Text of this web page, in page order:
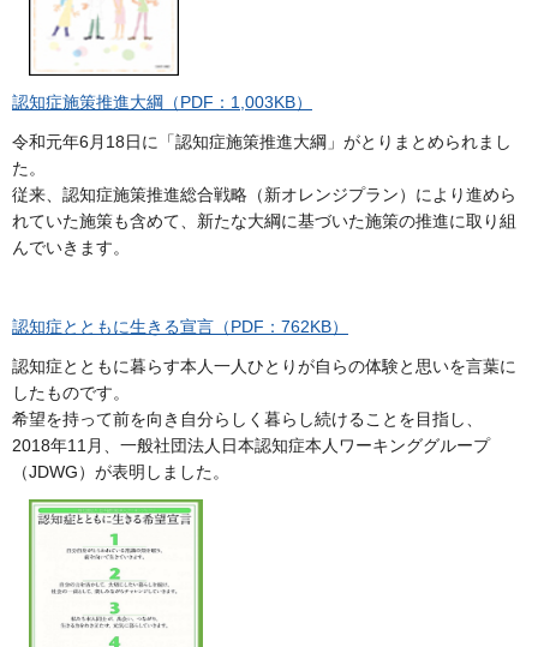
認知症施策推進大綱（PDF：1,003KB）
令和元年6月18日に「認知症施策推進大綱」がとりまとめられまし
た。
従来、認知症施策推進総合戦略（新オレンジプラン）により進めら
れていた施策も含めて、新たな大綱に基づいた施策の推進に取り組
んでいきます。
認知症とともに生きる宣言（PDF：762KB）
認知症とともに暮らす本人一人ひとりが自らの体験と思いを言葉に
したものです。
希望を持って前を向き自分らしく暮らし続けることを目指し、
2018年11月、一般社団法人日本認知症本人ワーキンググループ
（JDWG）が表明しました。